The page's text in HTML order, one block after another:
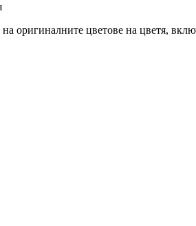
оригиналните цветове на цветя,